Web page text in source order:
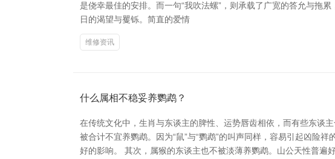
是侥幸最佳的安排。而一句“我吹法螺”，则承载了广宽的答允与拖
日的渴望与矍铄。简直的爱情
维修资讯
什么属相不稳妥养鹦鹉？
在传统文化中，生肖与东谈主的脾性、运势唇齿相依，而有些东谈
被合计不宜养鹦鹉。因为“鼠”与“鹦鹉”的叫声同样，容易引起凶险
好的影响。 其次，属猴的东谈主也不被淡薄养鹦鹉。山公天性普遍